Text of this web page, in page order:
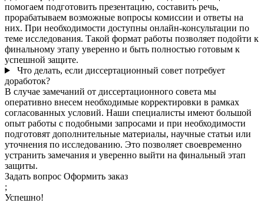
помогаем подготовить презентацию, составить речь,
прорабатываем возможные вопросы комиссии и ответы на
них. При необходимости доступны онлайн-консультации по
теме исследования. Такой формат работы позволяет подойти к
финальному этапу уверенно и быть полностью готовым к
успешной защите.
Что делать, если диссертационный совет потребует
доработок?
В случае замечаний от диссертационного совета мы
оперативно внесем необходимые корректировки в рамках
согласованных условий. Наши специалисты имеют большой
опыт работы с подобными запросами и при необходимости
подготовят дополнительные материалы, научные статьи или
уточнения по исследованию. Это позволяет своевременно
устранить замечания и уверенно выйти на финальный этап
защиты.
Задать вопрос Оформить заказ
;
Успешно!